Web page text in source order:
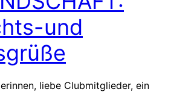
und
liebe Clubmitglieder, ein